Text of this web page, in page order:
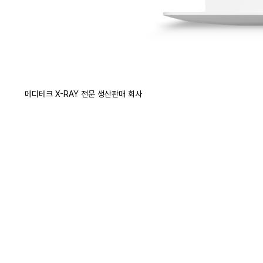
메디테크 X-RAY 전문 생산판매 회사